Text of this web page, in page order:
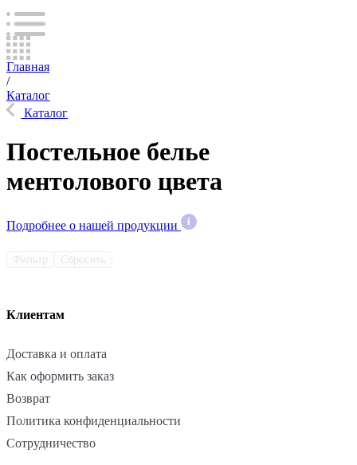
Главная
/
Каталог
Каталог
Постельное белье
ментолового цвета
Подробнее о нашей продукции
Клиентам
Доставка и оплата
Как оформить заказ
Возврат
Политика конфиденциальности
Сотрудничество